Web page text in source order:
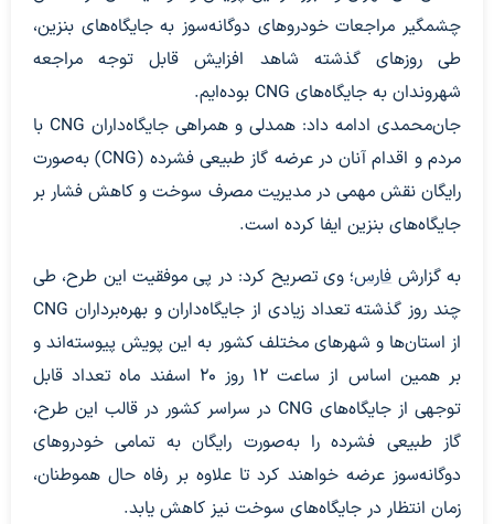
چشمگیر مراجعات خودروهای دوگانه‌سوز به جایگاه‌های بنزین،
طی روزهای گذشته شاهد افزایش قابل توجه مراجعه
شهروندان به جایگاه‌های CNG بوده‌ایم.
جان‌محمدی ادامه داد: همدلی و همراهی جایگاه‌داران CNG با
مردم و اقدام آنان در عرضه گاز طبیعی فشرده (CNG) به‌صورت
رایگان نقش مهمی در مدیریت مصرف سوخت و کاهش فشار بر
جایگاه‌های بنزین ایفا کرده است.
به گزارش فارس؛ وی تصریح کرد: در پی موفقیت این طرح، طی
چند روز گذشته تعداد زیادی از جایگاه‌داران و بهره‌برداران CNG
از استان‌ها و شهرهای مختلف کشور به این پویش پیوسته‌اند و
بر همین اساس از ساعت ۱۲ روز ۲۰ اسفند ماه تعداد قابل
توجهی از جایگاه‌های CNG در سراسر کشور در قالب این طرح،
گاز طبیعی فشرده را به‌صورت رایگان به تمامی خودروهای
دوگانه‌سوز عرضه خواهند کرد تا علاوه بر رفاه حال هموطنان،
زمان انتظار در جایگاه‌های سوخت نیز کاهش یابد.